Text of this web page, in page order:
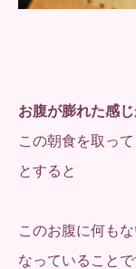
お腹が膨れた感
この朝食を取っ
とすると
このお腹に何も
なっていることで